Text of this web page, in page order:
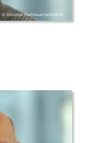
© Dekanat Hochsauerland-Mitte